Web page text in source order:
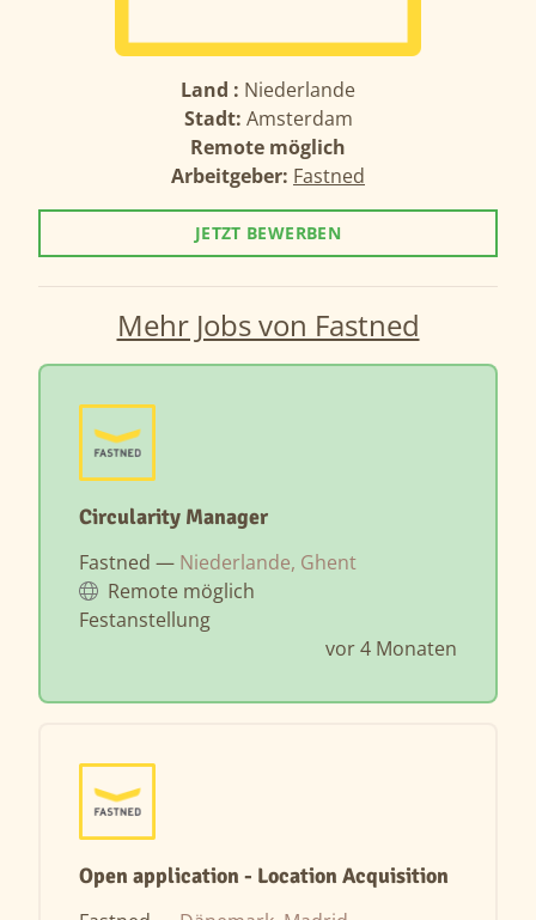
Land : Niederlande
Stadt: Amsterdam
Remote möglich
Arbeitgeber: Fastned
JETZT BEWERBEN
Mehr Jobs von Fastned
Circularity Manager
Fastned — Niederlande, Ghent
Remote möglich
Festanstellung
vor 4 Monaten
Open application - Location Acquisition